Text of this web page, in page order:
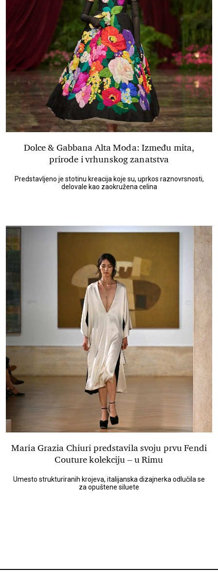
Dolce & Gabbana Alta Moda: Između mita,
prirode i vrhunskog zanatstva
Predstavljeno je stotinu kreacija koje su, uprkos raznovrsnosti,
delovale kao zaokružena celina
Maria Grazia Chiuri predstavila svoju prvu Fendi
Couture kolekciju – u Rimu
Umesto strukturiranih krojeva, italijanska dizajnerka odlučila se
za opuštene siluete